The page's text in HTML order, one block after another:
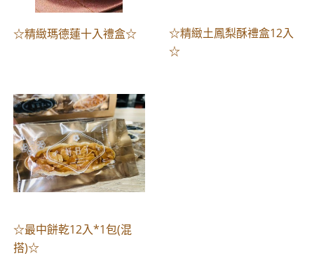
☆精緻瑪德蓮十入禮盒☆
☆精緻土鳳梨酥禮盒12入
☆
☆最中餅乾12入*1包(混
搭)☆